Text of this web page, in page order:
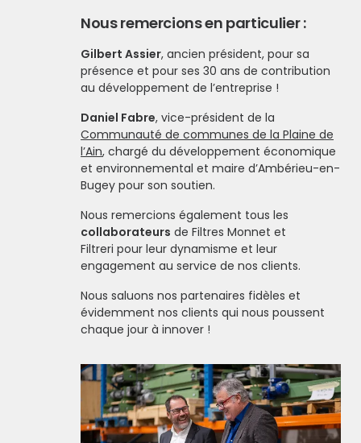
Nous remercions en particulier :
Gilbert Assier,ancien président, pour sa
présence et pour ses 30 ans de contribution
au développement de l’entreprise !
Daniel Fabre,vice-président de la
Communauté de communes de la Plaine de
l’Ain, chargé du développement économique
et environnemental et maire d’Ambérieu-en-
Bugey pour son soutien.
Nous remercions également tous les
collaborateurs deFiltres Monnet et
Filtreri pour leur dynamisme et leur
engagement au service de nos clients.
Nous saluons nos partenaires fidèles et
évidemment nos clients qui nous poussent
chaque jour à innover !